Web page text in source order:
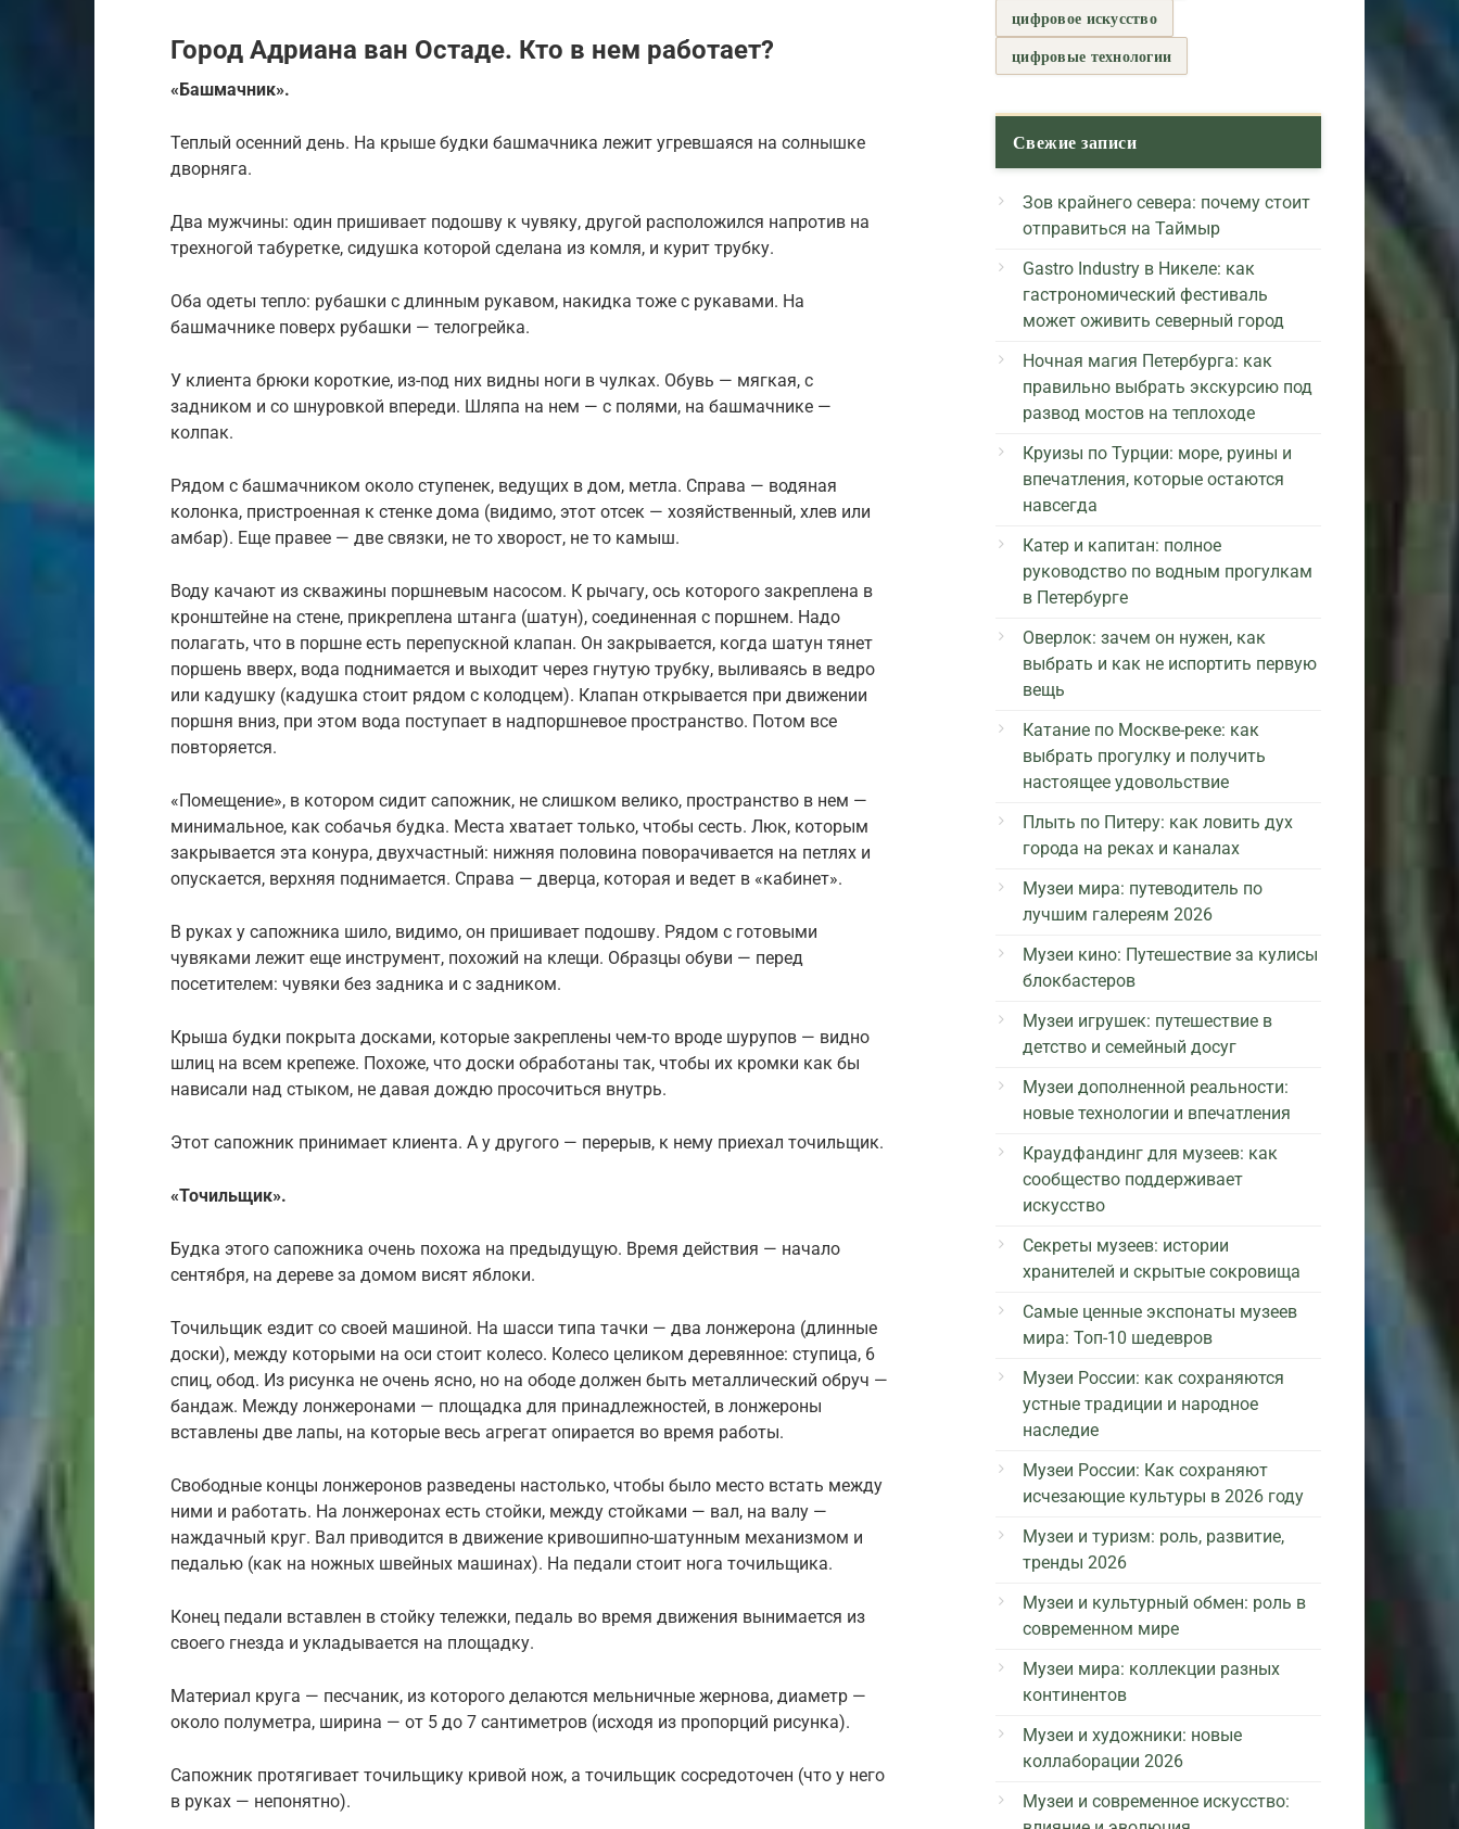
Город Адриана ван Остаде. Кто в нем работает?
«Башмачник».
Теплый осенний день. На крыше будки башмачника лежит угревшаяся на солнышке
дворняга.
Два мужчины: один пришивает подошву к чувяку, другой расположился напротив на
трехногой табуретке, сидушка которой сделана из комля, и курит трубку.
Оба одеты тепло: рубашки с длинным рукавом, накидка тоже с рукавами. На
башмачнике поверх рубашки — телогрейка.
У клиента брюки короткие, из-под них видны ноги в чулках. Обувь — мягкая, с
задником и со шнуровкой впереди. Шляпа на нем — с полями, на башмачнике —
колпак.
Рядом с башмачником около ступенек, ведущих в дом, метла. Справа — водяная
колонка, пристроенная к стенке дома (видимо, этот отсек — хозяйственный, хлев или
амбар). Еще правее — две связки, не то хворост, не то камыш.
Воду качают из скважины поршневым насосом. К рычагу, ось которого закреплена в
кронштейне на стене, прикреплена штанга (шатун), соединенная с поршнем. Надо
полагать, что в поршне есть перепускной клапан. Он закрывается, когда шатун тянет
поршень вверх, вода поднимается и выходит через гнутую трубку, выливаясь в ведро
или кадушку (кадушка стоит рядом с колодцем). Клапан открывается при движении
поршня вниз, при этом вода поступает в надпоршневое пространство. Потом все
повторяется.
«Помещение», в котором сидит сапожник, не слишком велико, пространство в нем —
минимальное, как собачья будка. Места хватает только, чтобы сесть. Люк, которым
закрывается эта конура, двухчастный: нижняя половина поворачивается на петлях и
опускается, верхняя поднимается. Справа — дверца, которая и ведет в «кабинет».
В руках у сапожника шило, видимо, он пришивает подошву. Рядом с готовыми
чувяками лежит еще инструмент, похожий на клещи. Образцы обуви — перед
посетителем: чувяки без задника и с задником.
Крыша будки покрыта досками, которые закреплены чем-то вроде шурупов — видно
шлиц на всем крепеже. Похоже, что доски обработаны так, чтобы их кромки как бы
нависали над стыком, не давая дождю просочиться внутрь.
Этот сапожник принимает клиента. А у другого — перерыв, к нему приехал точильщик.
«Точильщик».
Будка этого сапожника очень похожа на предыдущую. Время действия — начало
сентября, на дереве за домом висят яблоки.
Точильщик ездит со своей машиной. На шасси типа тачки — два лонжерона (длинные
доски), между которыми на оси стоит колесо. Колесо целиком деревянное: ступица, 6
спиц, обод. Из рисунка не очень ясно, но на ободе должен быть металлический обруч —
бандаж. Между лонжеронами — площадка для принадлежностей, в лонжероны
вставлены две лапы, на которые весь агрегат опирается во время работы.
Свободные концы лонжеронов разведены настолько, чтобы было место встать между
ними и работать. На лонжеронах есть стойки, между стойками — вал, на валу —
наждачный круг. Вал приводится в движение кривошипно-шатунным механизмом и
педалью (как на ножных швейных машинах). На педали стоит нога точильщика.
Конец педали вставлен в стойку тележки, педаль во время движения вынимается из
своего гнезда и укладывается на площадку.
Материал круга — песчаник, из которого делаются мельничные жернова, диаметр —
около полуметра, ширина — от 5 до 7 сантиметров (исходя из пропорций рисунка).
Сапожник протягивает точильщику кривой нож, а точильщик сосредоточен (что у него
в руках — непонятно).
цифровое искусство
цифровые технологии
Свежие записи
Зов крайнего севера: почему стоит
отправиться на Таймыр
Gastro Industry в Никеле: как
гастрономический фестиваль
может оживить северный город
Ночная магия Петербурга: как
правильно выбрать экскурсию под
развод мостов на теплоходе
Круизы по Турции: море, руины и
впечатления, которые остаются
навсегда
Катер и капитан: полное
руководство по водным прогулкам
в Петербурге
Оверлок: зачем он нужен, как
выбрать и как не испортить первую
вещь
Катание по Москве-реке: как
выбрать прогулку и получить
настоящее удовольствие
Плыть по Питеру: как ловить дух
города на реках и каналах
Музеи мира: путеводитель по
лучшим галереям 2026
Музеи кино: Путешествие за кулисы
блокбастеров
Музеи игрушек: путешествие в
детство и семейный досуг
Музеи дополненной реальности:
новые технологии и впечатления
Краудфандинг для музеев: как
сообщество поддерживает
искусство
Секреты музеев: истории
хранителей и скрытые сокровища
Самые ценные экспонаты музеев
мира: Топ-10 шедевров
Музеи России: как сохраняются
устные традиции и народное
наследие
Музеи России: Как сохраняют
исчезающие культуры в 2026 году
Музеи и туризм: роль, развитие,
тренды 2026
Музеи и культурный обмен: роль в
современном мире
Музеи мира: коллекции разных
континентов
Музеи и художники: новые
коллаборации 2026
Музеи и современное искусство: